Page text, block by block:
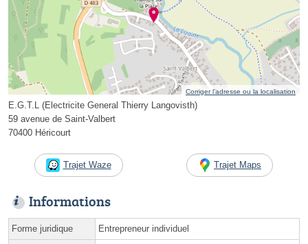
Corriger l’adresse ou la localisation
E.G.T.L (Electricite General Thierry Langovisth)
59 avenue de Saint-Valbert
70400 Héricourt
Trajet Waze Trajet Maps
Informations
Forme juridique Entrepreneur individuel